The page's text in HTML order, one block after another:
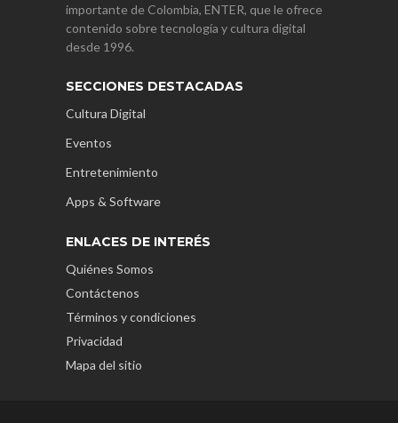
importante de Colombia, ENTER, que le ofrece
contenido sobre tecnología y cultura digital
desde 1996.
SECCIONES DESTACADAS
Cultura Digital
Eventos
Entretenimiento
Apps & Software
ENLACES DE INTERÉS
Quiénes Somos
Contáctenos
Términos y condiciones
Privacidad
Mapa del sitio